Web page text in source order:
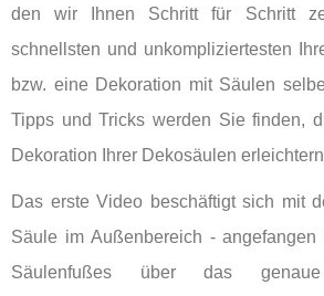
den wir Ihnen Schritt für Schritt
schnellsten und unkompliziertesten
bzw. eine Dekoration mit Säulen
Tipps und Tricks werden Sie finden,
Dekoration Ihrer Dekosäulen
Das erste Video beschäftigt sich mit
Säule im Außenbereich - angefangen
Säulenfußes über das